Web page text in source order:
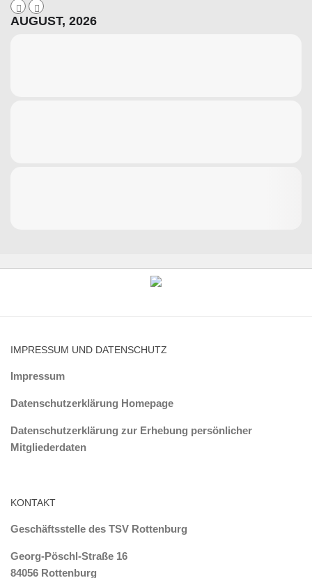
AUGUST, 2026
IMPRESSUM UND DATENSCHUTZ
Impressum
Datenschutzerklärung Homepage
Datenschutzerklärung zur Erhebung persönlicher
Mitgliederdaten
KONTAKT
Geschäftsstelle des TSV Rottenburg
Georg-Pöschl-Straße 16
84056 Rottenburg